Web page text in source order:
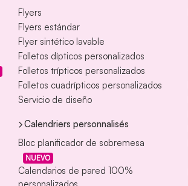
Flyers
Flyers estándar
Flyer sintético lavable
Folletos dípticos personalizados
Folletos trípticos personalizados
Folletos cuadrípticos personalizados
Servicio de diseño
Calendriers personnalisés
Bloc planificador de sobremesa
NUEVO
Calendarios de pared 100%